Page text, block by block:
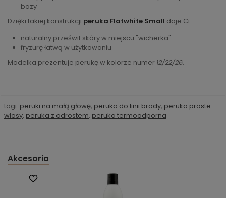
bazy
Dzięki takiej konstrukcji peruka Flatwhite Small daje Ci:
naturalny prześwit skóry w miejscu "wicherka"
fryzurę łatwą w użytkowaniu
Modelka prezentuje perukę w kolorze numer 12/22/26.
tagi: peruki na małą głowę, peruka do linii brody, peruka proste
włosy, peruka z odrostem, peruka termoodporna
Akcesoria